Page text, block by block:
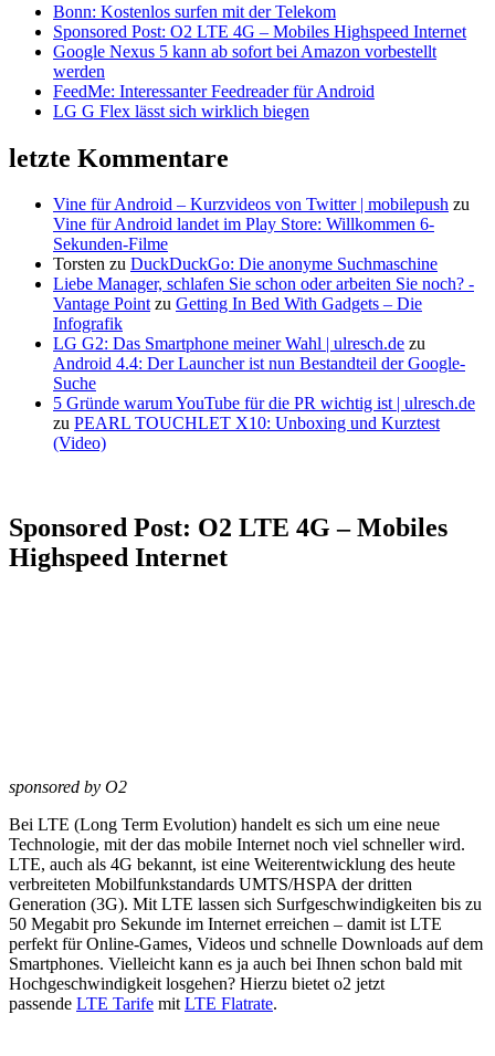
Bonn: Kostenlos surfen mit der Telekom
Sponsored Post: O2 LTE 4G – Mobiles Highspeed Internet
Google Nexus 5 kann ab sofort bei Amazon vorbestellt
werden
FeedMe: Interessanter Feedreader für Android
LG G Flex lässt sich wirklich biegen
letzte Kommentare
Vine für Android – Kurzvideos von Twitter | mobilepush zu
Vine für Android landet im Play Store: Willkommen 6-
Sekunden-Filme
Torsten zu DuckDuckGo: Die anonyme Suchmaschine
Liebe Manager, schlafen Sie schon oder arbeiten Sie noch? -
Vantage Pointzu Getting In Bed With Gadgets – Die
Infografik
LG G2: Das Smartphone meiner Wahl | ulresch.de zu
Android 4.4: Der Launcher ist nun Bestandteil der Google-
Suche
5 Gründe warum YouTube für die PR wichtig ist | ulresch.de
zu PEARL TOUCHLET X10: Unboxing und Kurztest
(Video)
Sponsored Post: O2 LTE 4G – Mobiles
Highspeed Internet
sponsored by O2
Bei LTE (Long Term Evolution) handelt es sich um eine neue
Technologie, mit der das mobile Internet noch viel schneller wird.
LTE, auch als 4G bekannt, ist eine Weiterentwicklung des heute
verbreiteten Mobilfunkstandards UMTS/HSPA der dritten
Generation (3G). Mit LTE lassen sich Surfgeschwindigkeiten bis zu
50 Megabit pro Sekunde im Internet erreichen – damit ist LTE
perfekt für Online-Games, Videos und schnelle Downloads auf dem
Smartphones. Vielleicht kann es ja auch bei Ihnen schon bald mit
Hochgeschwindigkeit losgehen? Hierzu bietet o2 jetzt
passende LTE Tarife mit LTE Flatrate.